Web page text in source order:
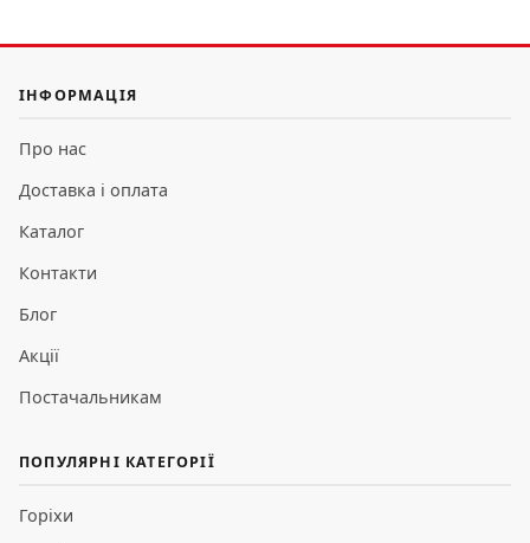
ІНФОРМАЦІЯ
Про нас
Доставка і оплата
Каталог
Контакти
Блог
Акції
Постачальникам
ПОПУЛЯРНІ КАТЕГОРІЇ
Горіхи